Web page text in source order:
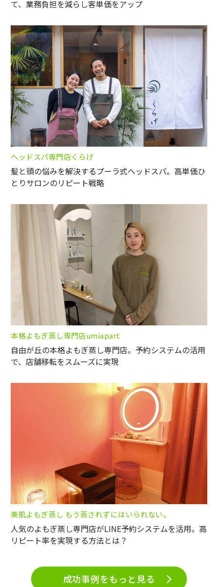
て、業務負担を減らし客単価をアップ
ヘッドスパ専門店くらげ
髪と頭の悩みを解決するプーラ式ヘッドスパ。高単価ひ
とりサロンのリピート戦略
本格よもぎ蒸し専門店umiapart
自由が丘の本格よもぎ蒸し専門店。予約システムの活用
で、店舗移転をスムーズに実現
美肌よもぎ蒸し もう蒸されずにはいられない。
人気のよもぎ蒸し専門店がLINE予約システムを活用。高
リピート率を実現する方法とは？
成功事例をもっと見る